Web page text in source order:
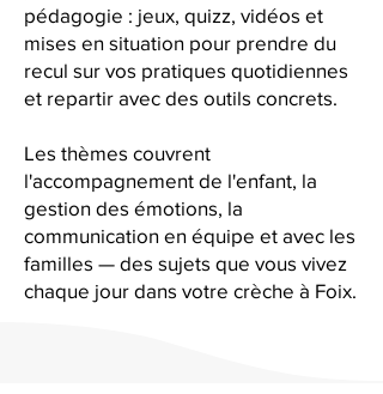
pédagogie : jeux, quizz, vidéos et
mises en situation pour prendre du
recul sur vos pratiques quotidiennes
et repartir avec des outils concrets.
Les thèmes couvrent
l'accompagnement de l'enfant, la
gestion des émotions, la
communication en équipe et avec les
familles — des sujets que vous vivez
chaque jour dans votre crèche à Foix.